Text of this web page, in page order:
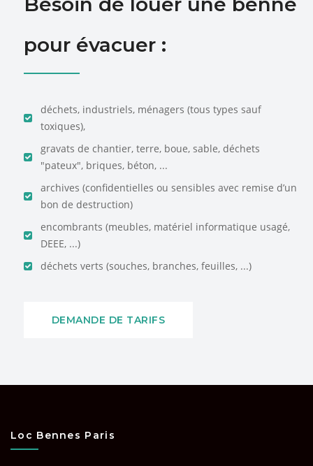
pour évacuer :
déchets, industriels, ménagers (tous types sauf
toxiques),
gravats de chantier, terre, boue, sable, déchets
"pateux", briques, béton, ...
archives (confidentielles ou sensibles avec remise d’un
bon de destruction)
encombrants (meubles, matériel informatique usagé,
DEEE, ...)
déchets verts (souches, branches, feuilles, ...)
DEMANDE DE TARIFS
Loc Bennes Paris